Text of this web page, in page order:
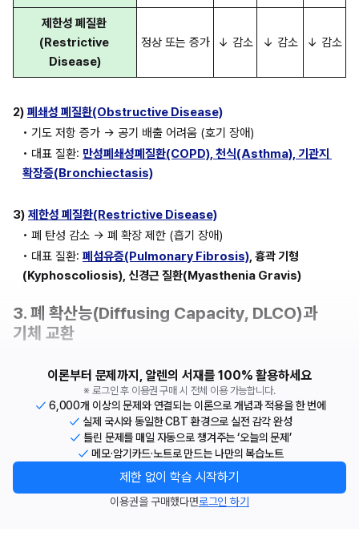
제한성 폐질환
(Restrictive
Disease)
정상 또는 증가 ↓ 감소 ↓ 감소 ↓ 감소
2) 폐쇄성 폐질환(Obstructive Disease)
• 기도 저항 증가 → 공기 배출 어려움 (호기 장애)
• 대표 질환: 만성폐쇄성폐질환(COPD), 천식(Asthma), 기관지
확장증(Bronchiectasis)
3) 제한성 폐질환(Restrictive Disease)
• 폐 탄성 감소 → 폐 확장 제한 (흡기 장애)
• 대표 질환: 폐섬유증(Pulmonary Fibrosis) , 흉곽 기형
(Kyphoscoliosis), 신경근 질환(Myasthenia Gravis)
3. 폐 확산능(Diffusing Capacity, DLCO)과
기체 교환
이론부터 문제까지, 알렌의 서재를 100% 활용하세요
※ 로그인 후 이용권 구매 시 전체 이용 가능합니다.
6,000개 이상의 문제와 연결되는 이론으로 개념과 적용을 한 번에
실제 국시와 동일한 CBT 환경으로 실전 감각 완성
틀린 문제를 매일 자동으로 챙겨주는 ‘오늘의 문제’
메모·암기카드·노트로 만드는 나만의 복습노트
제한 없이 학습 시작하기
이용권을 구매했다면로그인 하기